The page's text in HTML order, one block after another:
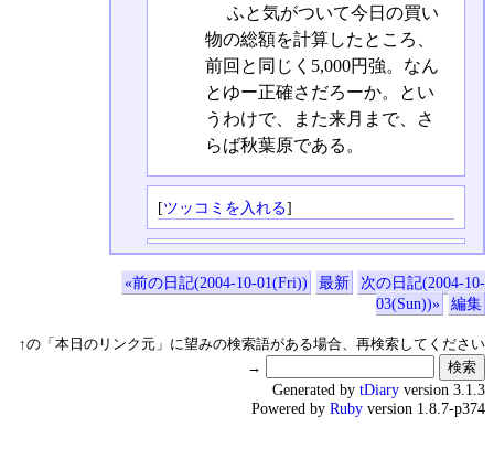
ふと気がついて今日の買い
物の総額を計算したところ、
前回と同じく5,000円強。なん
とゆー正確さだろーか。とい
うわけで、また来月まで、さ
らば秋葉原である。
[ツッコミを入れる]
«前の日記(2004-10-01(Fri)) 最新
次の日記(2004-10-
03(Sun))»
編集
↑の「本日のリンク元」に望みの検索語がある場合、再検索してください
→
Generated by tDiary version 3.1.3
Powered by Ruby version 1.8.7-p374